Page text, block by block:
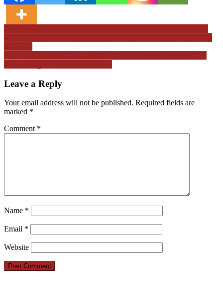
Post
navigation
Leave a Reply
Your email address will not be published. Required fields are
marked *
Comment *
Name *
Email *
Website